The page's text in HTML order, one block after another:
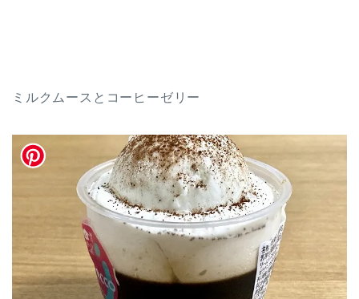
ミルクムースとコーヒーゼリー